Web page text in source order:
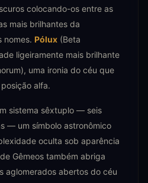
colocando-os entre as
mais brilhantes da
nomes. Pólux (Beta
ligeiramente mais brilhante
uma ironia do céu que
alfa.
sistema sêxtuplo — seis
— um símbolo astronômico
oculta sob aparência
Gêmeos também abriga
aglomerados abertos do céu